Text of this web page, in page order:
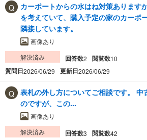
カーポートからの水はね対策あります
を考えていて、購入予定の家のカーポ
隣接しています。
画像あり
解決済み
回答数2 閲覧数10
質問日2026/06/29 更新日2026/06/29
表札の外し方についてご相談です。 中
のですが、この...
画像あり
解決済み
回答数3 閲覧数42